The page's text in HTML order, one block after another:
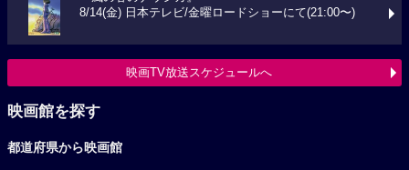
8/14(金) 日本テレビ/金曜ロードショーにて(21:00〜)
映画TV放送スケジュールへ
映画館を探す
都道府県から映画館